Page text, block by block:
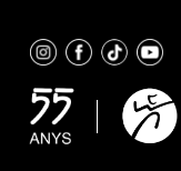
content